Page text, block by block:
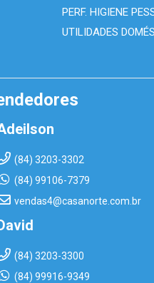
PERF. HIGIENE
UTILIDADES
(84) 3203-3302
(84) 99106-7379
vendas4@casanorte.com.br
(84) 3203-3300
(84) 99916-9349